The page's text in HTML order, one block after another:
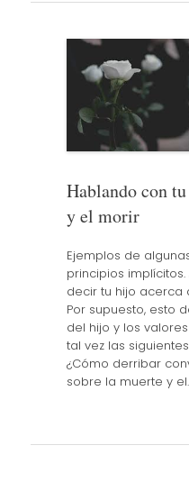
Hablando con
y el morir
Ejemplos de
principios
decir tu hijo acerca
Por supuesto, esto
del hijo y los
tal vez las
¿Cómo derribar
sobre la muerte y